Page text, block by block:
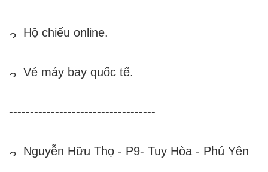
Hộ chiếu online.
Vé máy bay quốc tế.
-----------------------------------
Nguyễn Hữu Thọ - P9- Tuy Hòa - Phú Yên